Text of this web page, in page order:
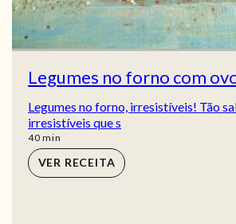
Legumes no forno com
Legumes no forno, irresistíveis! Tão
irresistíveis que s
40min
min
VER RECEITA